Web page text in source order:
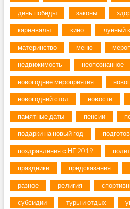
день победы законы
карнавалы кино лунный
материнство меню
недвижимость неопознанное
новогодние мероприятия
новогодний стол новости
памятные даты пенсии
подарки на новый год
поздравления с НГ 2019
праздники предсказания
разное религия
субсидии туры и отдых